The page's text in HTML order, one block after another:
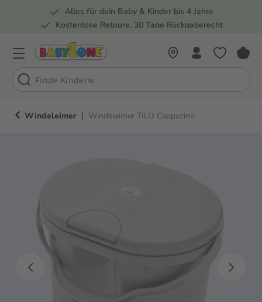
Zur Hauptnavigation springen
Alles für dein Baby & Kinder bis 4 Jahre
Kostenlose Retoure, 30 Tage Rückgaberecht
Windeleimer | Windeleimer TILO Cappucino